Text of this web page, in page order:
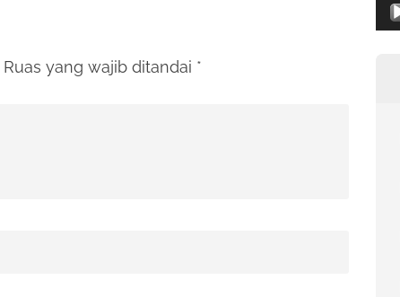
Ruas yang wajib ditandai *